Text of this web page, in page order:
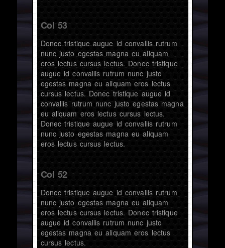
Col 53
Donec tristique augue id convallis rutrum
nunc justo egestas magna eu aliquam
eros lectus cursus lectus. Donec tristique
augue id convallis rutrum nunc justo
egestas magna eu aliquam eros lectus
cursus lectus. Donec tristique augue id
convallis rutrum nunc justo egestas magna
eu aliquam eros lectus cursus lectus.
Donec tristique augue id convallis rutrum
nunc justo egestas magna eu aliquam
eros lectus cursus lectus.
Col 52
Donec tristique augue id convallis rutrum
nunc justo egestas magna eu aliquam
eros lectus cursus lectus. Donec tristique
augue id convallis rutrum nunc justo
egestas magna eu aliquam eros lectus
cursus lectus.